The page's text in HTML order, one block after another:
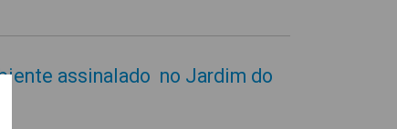
assinalado no Jardim do